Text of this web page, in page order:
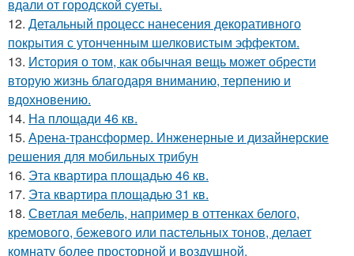
вдали от городской суеты.
12. Детальный процесс нанесения декоративного
покрытия с утонченным шелковистым эффектом.
13. История о том, как обычная вещь может обрести
вторую жизнь благодаря вниманию, терпению и
вдохновению.
14. На площади 46 кв.
15. Арена-трансформер. Инженерные и дизайнерские
решения для мобильных трибун
16. Эта квартира площадью 46 кв.
17. Эта квартира площадью 31 кв.
18. Светлая мебель, например в оттенках белого,
кремового, бежевого или пастельных тонов, делает
комнату более просторной и воздушной.